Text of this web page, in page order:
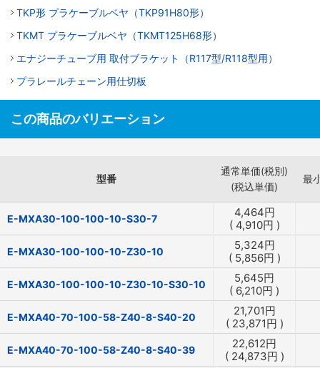
TKP形 プラケーブルベヤ（TKP91H80形）
TKMT プラケーブルベヤ（TKMT125H68形）
エナジーチューブ用 取付ブラケット（R117型/R118型用）
プラレールチェーン用仕切板
この商品のバリエーション
型番
通常単価(税別)
(税込単価)
最
E-MXA30-100-100-10-S30-7 4,464円
( 4,910円 )
E-MXA30-100-100-10-Z30-10 5,324円
( 5,856円 )
E-MXA30-100-100-10-Z30-10-S30-10 5,645円
( 6,210円 )
E-MXA40-70-100-58-Z40-8-S40-20 21,701円
( 23,871円 )
E-MXA40-70-100-58-Z40-8-S40-39 22,612円
( 24,873円 )